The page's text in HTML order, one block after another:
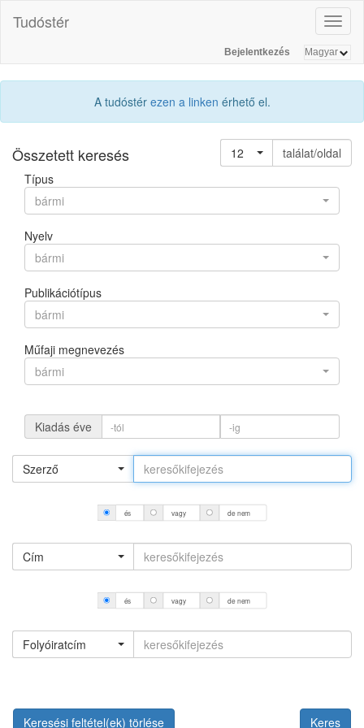
Tudóstér
Bejelentkezés
A tudóstér ezen a linken érhető el.
Összetett keresés 12
találat/oldal
Típus
bármi
Nyelv
bármi
Publikációtípus
bármi
Műfaji megnevezés
bármi
Kiadás éve
Szerző
és vagy de nem
Cím
és vagy de nem
Folyóiratcím
Keresési feltétel(ek) törlése